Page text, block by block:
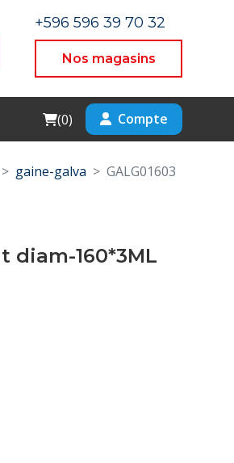
+596 596 39 70 32
Nos magasins
Cart
(0) Compte
gaine-galva GALG01603
diam-160*3ML